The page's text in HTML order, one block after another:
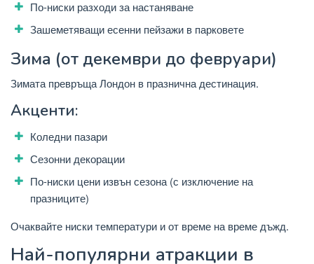
По-ниски разходи за настаняване
Зашеметяващи есенни пейзажи в парковете
Зима (от декември до февруари)
Зимата превръща Лондон в празнична дестинация.
Акценти:
Коледни пазари
Сезонни декорации
По-ниски цени извън сезона (с изключение на
празниците)
Очаквайте ниски температури и от време на време дъжд.
Най-популярни атракции в